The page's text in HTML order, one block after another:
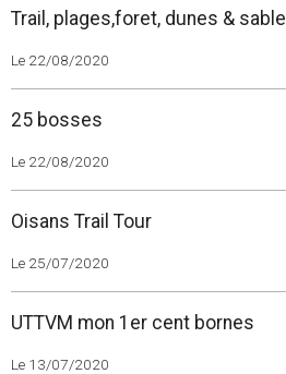
Trail, plages,foret, dunes & sable
Le 22/08/2020
25 bosses
Le 22/08/2020
Oisans Trail Tour
Le 25/07/2020
UTTVM mon 1er cent bornes
Le 13/07/2020